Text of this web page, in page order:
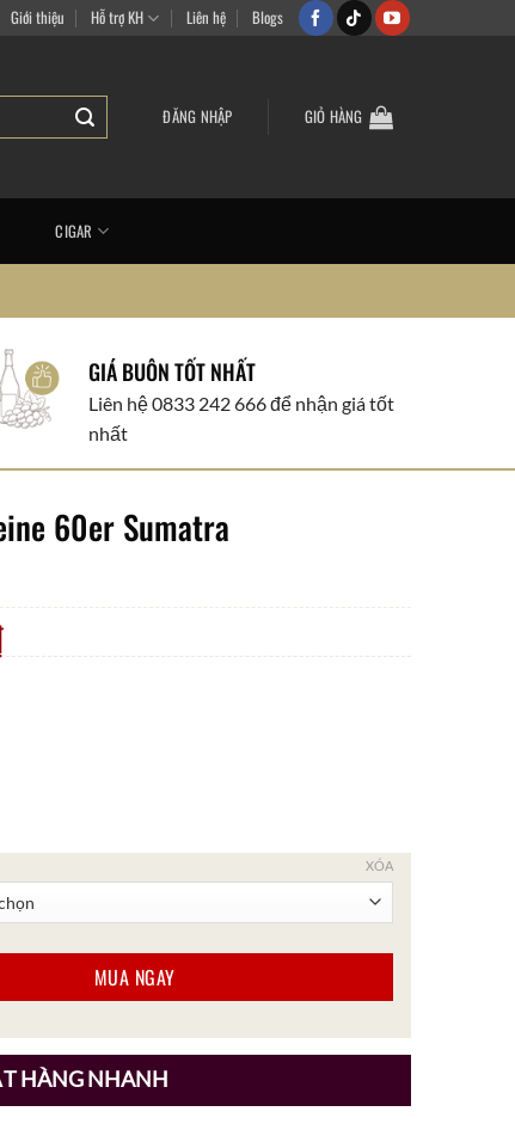
vui vẻ
Giới thiệu Hỗ trợ KH Liên hệ Blogs
ĐĂNG NHẬP GIỎ HÀNG
CIGAR
GIÁ BUÔN TỐT NHẤT
Liên hệ 0833 242 666 để nhận giá tốt
nhất
60er Sumatra
XÓA
số lượngMUA NGAY
HÀNG NHANH